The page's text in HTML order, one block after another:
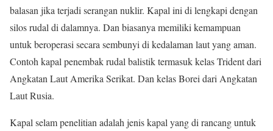
balasan jika terjadi serangan nuklir. Kapal ini di lengkapi dengan
silos rudal di dalamnya. Dan biasanya memiliki kemampuan
untuk beroperasi secara sembunyi di kedalaman laut yang aman.
Contoh kapal penembak rudal balistik termasuk kelas Trident dari
Angkatan Laut Amerika Serikat. Dan kelas Borei dari Angkatan
Laut Rusia.
Kapal selam penelitian adalah jenis kapal yang di rancang untuk